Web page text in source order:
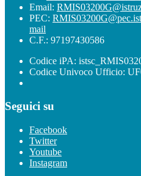
Email:
PEC:
mail
C.F.: 97197430586
Codice iPA:
Codice Univoco Ufficio:
Seguici su
Facebook
Twitter
Youtube
Instagram